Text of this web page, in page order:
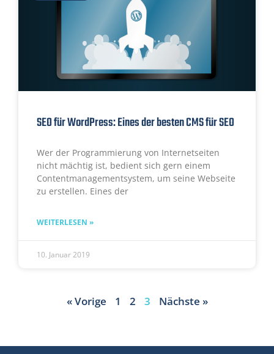
SEO für WordPress: Eines der besten CMS für SEO
Wer der Programmierung von Internetseiten
nicht mächtig ist, bedient sich gern einem
Contentmanagementsystem, um seine Webseite
zu erstellen. Eines der
WEITERLESEN »
10. Januar 2019
« Vorige 1 2 3 Nächste »